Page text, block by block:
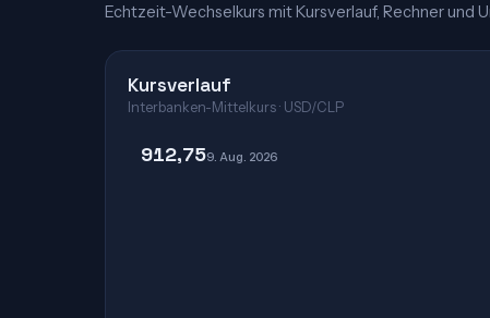
Echtzeit-Wechselkurs mit Kursverlauf, Rechner und
Kursverlauf
Interbanken-Mittelkurs · USD/CLP
912,759. Aug. 2026